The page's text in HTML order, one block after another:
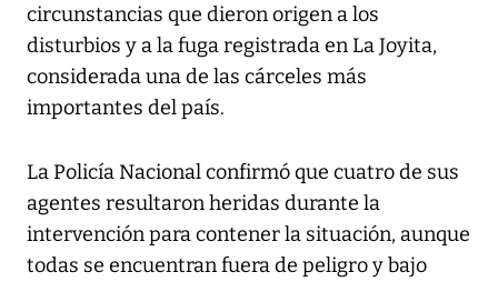
circunstancias que dieron origen a los
disturbios y a la fuga registrada en La Joyita,
considerada una de las cárceles más
importantes del país.
La Policía Nacional confirmó que cuatro de sus
agentes resultaron heridas durante la
intervención para contener la situación, aunque
todas se encuentran fuera de peligro y bajo